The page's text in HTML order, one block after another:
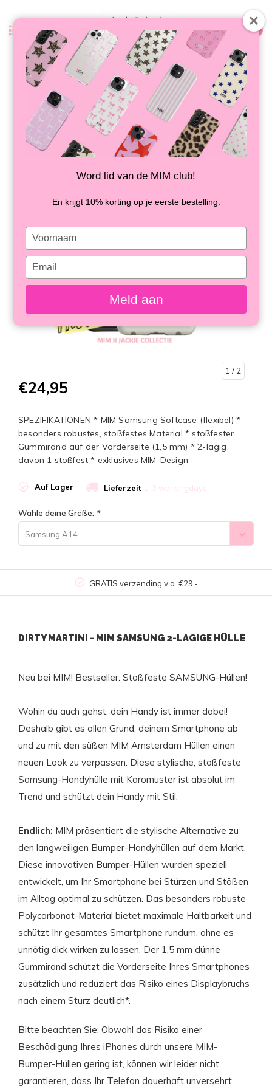
0
Zurück
DIRTY MARTINI - MIM SAMSUNG 2-
LAGIGE HÜLLE
AUF LAGER
1 / 2
€24,95
SPEZIFIKATIONEN * MIM Samsung Softcase (flexibel) *
besonders robustes, stoßfestes Material * stoßfester
Gummirand auf der Vorderseite (1,5 mm) * 2-lagig,
davon 1 stoßfest * exklusives MIM-Design
Auf Lager Lieferzeit 1-3 workingdays
Wähle deine Größe: *
Samsung A14
GRATIS verzending v.a. €29,-
DIRTY MARTINI - MIM SAMSUNG 2-LAGIGE HÜLLE
Neu bei MIM! Bestseller: Stoßfeste SAMSUNG-Hüllen!
Wohin du auch gehst, dein Handy ist immer dabei!
Deshalb gibt es allen Grund, deinem Smartphone ab
und zu mit den süßen MIM Amsterdam Hüllen einen
neuen Look zu verpassen. Diese stylische, stoßfeste
Samsung-Handyhülle mit Karomuster ist absolut im
Trend und schützt dein Handy mit Stil.
Endlich: MIM präsentiert die stylische Alternative zu
den langweiligen Bumper-Handyhüllen auf dem Markt.
Diese innovativen Bumper-Hüllen wurden speziell
entwickelt, um Ihr Smartphone bei Stürzen und Stößen
im Alltag optimal zu schützen. Das besonders robuste
Polycarbonat-Material bietet maximale Haltbarkeit und
schützt Ihr gesamtes Smartphone rundum, ohne es
unnötig dick wirken zu lassen. Der 1,5 mm dünne
Gummirand schützt die Vorderseite Ihres Smartphones
zusätzlich und reduziert das Risiko eines Displaybruchs
nach einem Sturz deutlich*.
Bitte beachten Sie: Obwohl das Risiko einer
Beschädigung Ihres iPhones durch unsere MIM-
Bumper-Hüllen gering ist, können wir leider nicht
garantieren, dass Ihr Telefon dauerhaft unversehrt
Word lid van de MIM club!
En krijgt 10% korting op je eerste bestelling.
Type
your
name
Type
your
email
Meld aan